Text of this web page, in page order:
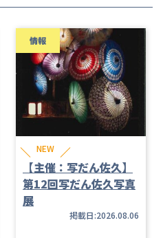
情報
NEW
【主催：写だん佐久】
第12回写だん佐久写真
展
掲載日:2026.08.06